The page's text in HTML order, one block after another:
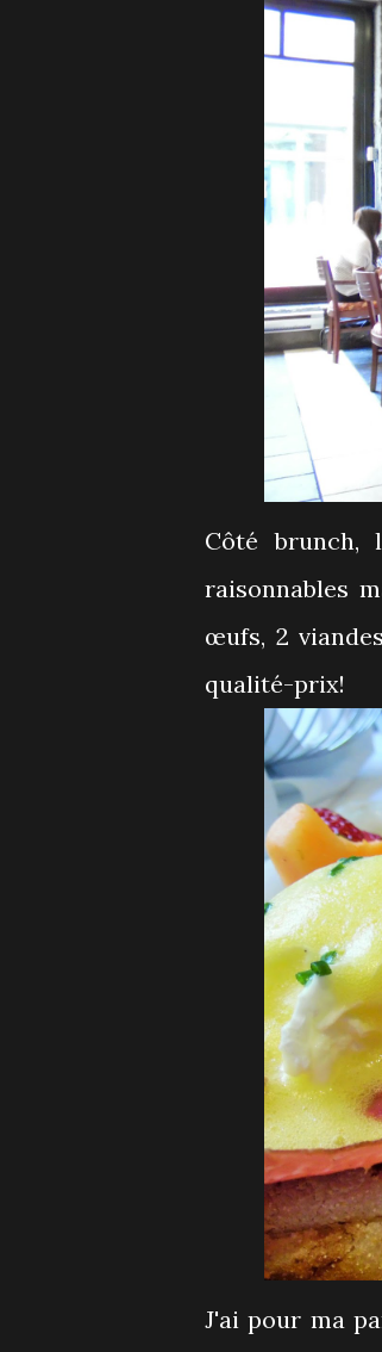
Côté brunch,
raisonnables
œufs, 2
qualité-prix!
J'ai pour ma